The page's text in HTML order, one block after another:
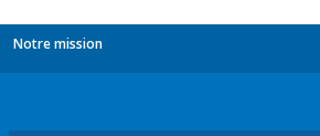
Notre mission